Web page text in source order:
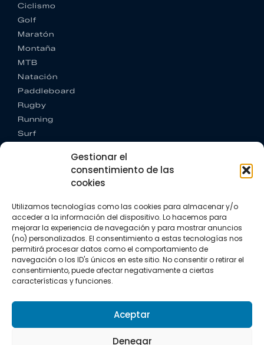
Gestionar el
consentimiento de las
cookies
Utilizamos tecnologías como las cookies para almacenar y/o
acceder a la información del dispositivo. Lo hacemos para
mejorar la experiencia de navegación y para mostrar anuncios
(no) personalizados. El consentimiento a estas tecnologías nos
permitirá procesar datos como el comportamiento de
navegación o los ID's únicos en este sitio. No consentir o retirar el
consentimiento, puede afectar negativamente a ciertas
características y funciones.
Aceptar
Denegar
Ciclismo
Golf
Maratón
Montaña
MTB
Natación
Paddleboard
Rugby
Running
Surf
CONTACTO
+34 662 342 177
info@vkssport.com
SÍGUENOS
Política de privacidad
Política de cookies